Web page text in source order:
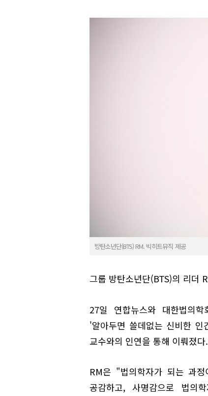
방탄소년단(BTS) RM. 빅히트뮤직 제공
그룹 방탄소년단(BTS)의 리더
27일 연합뉴스와 대한법의
'알아두면 쓸데없는 신비한
교수와의 인연을 통해 이뤄졌다.
RM은 "법의학자가 되는 과
공감하고, 사명감으로 법의